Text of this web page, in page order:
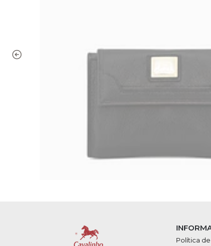
Política